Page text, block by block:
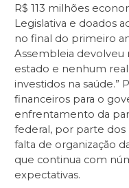
R$ 113 milhões
Legislativa e doados
no final do primeiro
Assembleia devolveu
estado e nenhum real
investidos na saúde.”
financeiros para o
enfrentamento da
federal, por parte dos
falta de organização
que continua com
expectativas.